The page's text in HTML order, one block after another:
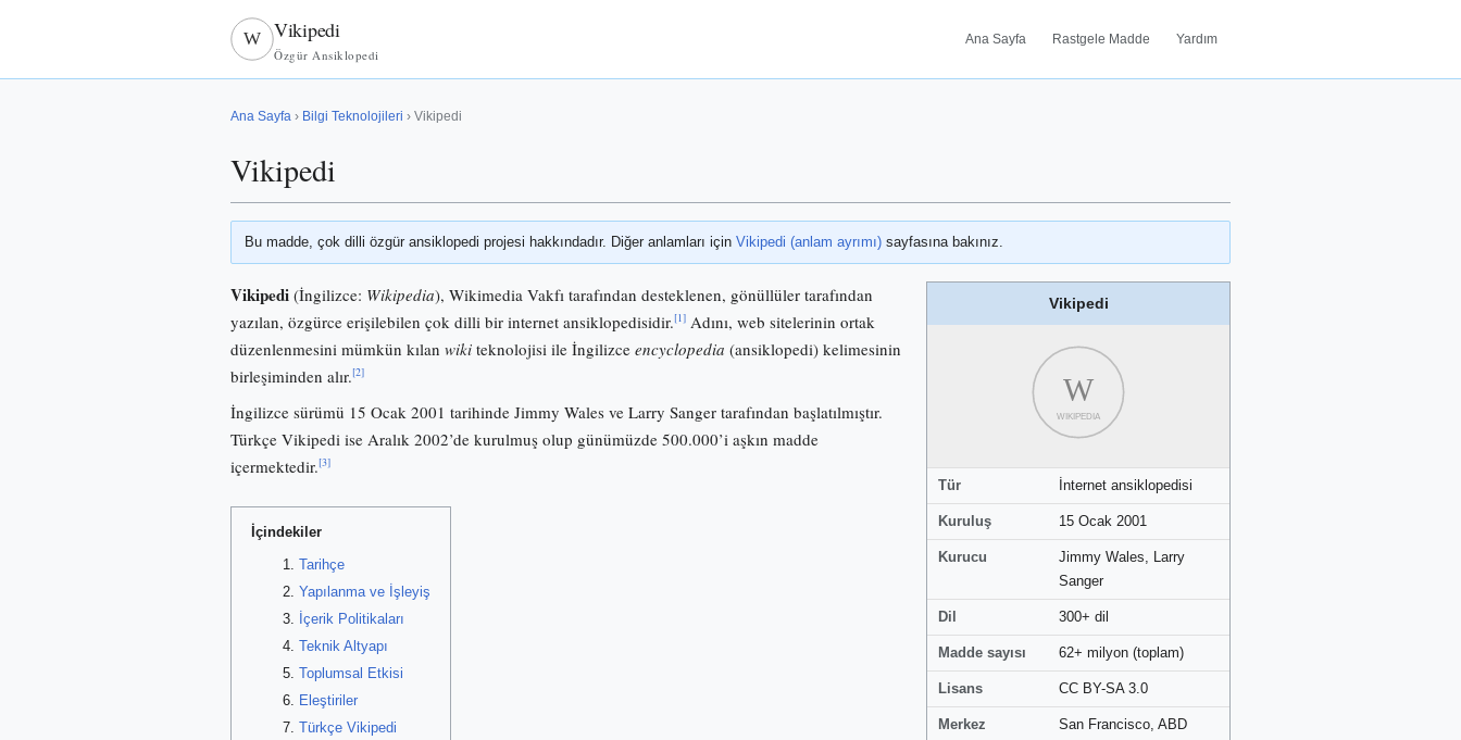
W Vikipedi
Özgür Ansiklopedi
Ana Sayfa Rastgele Madde Yardım
Ana Sayfa › Bilgi Teknolojileri › Vikipedi
Vikipedi
Bu madde, çok dilli özgür ansiklopedi projesi hakkındadır. Diğer anlamları için Vikipedi (anlam ayrımı) sayfasına bakınız.
Vikipedi
W
WIKIPEDIA
Tür İnternet ansiklopedisi
Kuruluş 15 Ocak 2001
Kurucu
Jimmy Wales, Larry
Sanger
Dil 300+ dil
Madde sayısı 62+ milyon (toplam)
Lisans CC BY-SA 3.0
Merkez San Francisco, ABD
Vikipedi (İngilizce: Wikipedia), Wikimedia Vakfı tarafından desteklenen, gönüllüler tarafından
yazılan, özgürce erişilebilen çok dilli bir internet ansiklopedisidir.[1] Adını, web sitelerinin ortak
düzenlenmesini mümkün kılan wiki teknolojisi ile İngilizce encyclopedia (ansiklopedi) kelimesinin
birleşiminden alır.[2]
İngilizce sürümü 15 Ocak 2001 tarihinde Jimmy Wales ve Larry Sanger tarafından başlatılmıştır.
Türkçe Vikipedi ise Aralık 2002’de kurulmuş olup günümüzde 500.000’i aşkın madde
içermektedir.[3]
İçindekiler
Tarihçe
Yapılanma ve İşleyiş
İçerik Politikaları
Teknik Altyapı
Toplumsal Etkisi
Eleştiriler
Türkçe Vikipedi